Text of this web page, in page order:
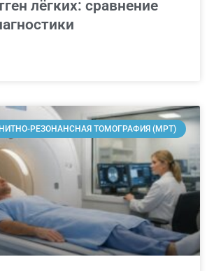
лёгких: сравнение
РЕЗОНАНСНАЯ ТОМОГРАФИЯ (МРТ)